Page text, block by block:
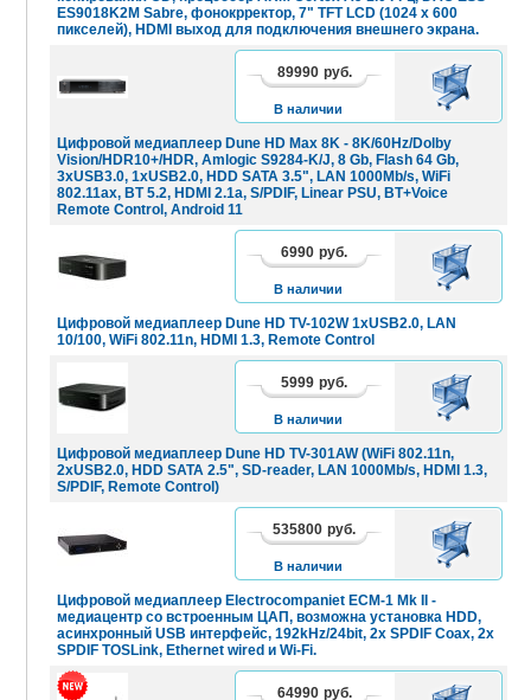
ES9018K2M Sabre, фонокрректор, 7" TFT LCD (1024 x 600
пикселей), HDMI выход для подключения внешнего экрана.
Цифровой медиаплеер Dune HD Max 8K - 8K/60Hz/Dolby
Vision/HDR10+/HDR, Amlogic S9284-K/J, 8 Gb, Flash 64 Gb,
3xUSB3.0, 1xUSB2.0, HDD SATA 3.5", LAN 1000Mb/s, WiFi
802.11ax, BT 5.2, HDMI 2.1a, S/PDIF, Linear PSU, BT+Voice
Remote Control, Android 11
89990 руб.
В наличии
В
КОРЗИНУ
Цифровой медиаплеер Dune HD TV-102W 1xUSB2.0, LAN
10/100, WiFi 802.11n, HDMI 1.3, Remote Control
6990 руб.
В наличии
В
КОРЗИНУ
Цифровой медиаплеер Dune HD TV-301AW (WiFi 802.11n,
2xUSB2.0, HDD SATA 2.5", SD-reader, LAN 1000Mb/s, HDMI 1.3,
S/PDIF, Remote Control)
5999 руб.
В наличии
В
КОРЗИНУ
Цифровой медиаплеер Electrocompaniet ECM-1 Mk II -
медиацентр со встроенным ЦАП, возможна установка HDD,
асинхронный USB интерфейс, 192kHz/24bit, 2х SPDIF Coax, 2х
SPDIF TOSLink, Ethernet wired и Wi-Fi.
535800 руб.
В наличии
В
КОРЗИНУ
64990 руб.
В